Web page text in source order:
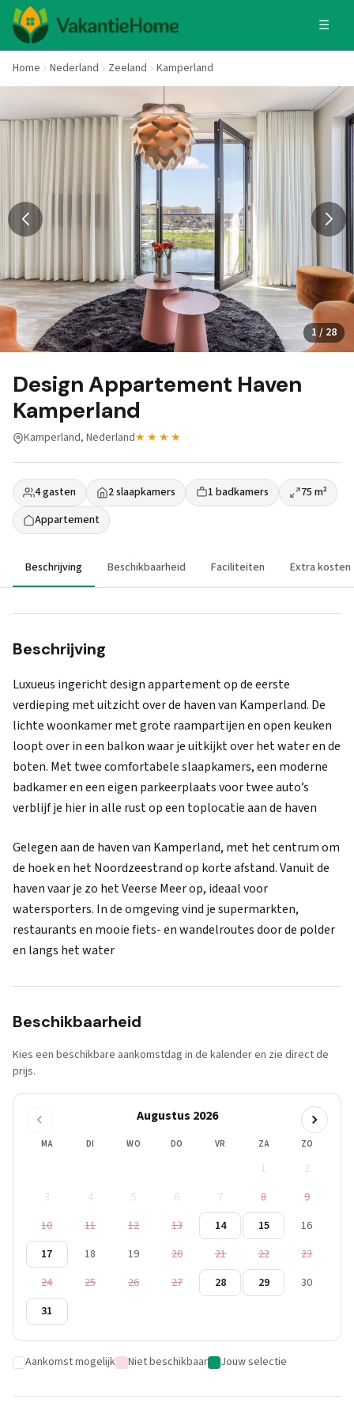
☰
Home Nederland Zeeland Kamperland
1 / 28
Design Appartement Haven
Kamperland
Kamperland, Nederland★★★★
4 gasten 2 slaapkamers 1 badkamers
75 m²
Appartement
Beschrijving Beschikbaarheid Faciliteiten Extra kosten
Beschrijving
Luxueus ingericht design appartement op de eerste
verdieping met uitzicht over de haven van Kamperland. De
lichte woonkamer met grote raampartijen en open keuken
loopt over in een balkon waar je uitkijkt over het water en de
boten. Met twee comfortabele slaapkamers, een moderne
badkamer en een eigen parkeerplaats voor twee auto’s
verblijf je hier in alle rust op een toplocatie aan de haven
Gelegen aan de haven van Kamperland, met het centrum om
de hoek en het Noordzeestrand op korte afstand. Vanuit de
haven vaar je zo het Veerse Meer op, ideaal voor
watersporters. In de omgeving vind je supermarkten,
restaurants en mooie fiets- en wandelroutes door de polder
en langs het water
Beschikbaarheid
Kies een beschikbare aankomstdag in de kalender en zie direct de
prijs.
Augustus 2026
MA DI WO DO VR ZA ZO
1
2
3
4 5 6 7 8
9
10
11 12 13 14 15
16
17
18 19 20 21 22
23
24
25 26 27 28 29
30
31
Aankomst mogelijk Niet beschikbaar Jouw selectie